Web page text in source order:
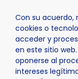
Con su acuerdo,
cookies o
acceder y
en este sitio
oponerse al
intereses
Inicio